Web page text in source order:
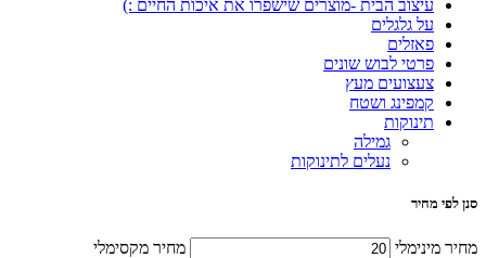
עיצוב הבית -מוצרים שישפרו את איכות החיים :)
על גלגלים
פאזלים
פרטי לבוש שונים
צעצועים מעץ
קמפינג ושטח
תינוקות
גמילה
נעלים לתינוקות
סנן לפי מחיר
מחיר מינימלי מחיר מקסימלי